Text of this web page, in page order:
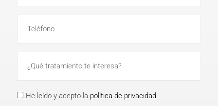
He leído y acepto la política de privacidad.